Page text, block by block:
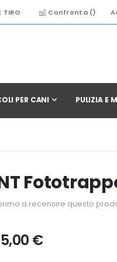
TIRO Confronta ()
PER CANI PULIZIA E
a recensire questo
€